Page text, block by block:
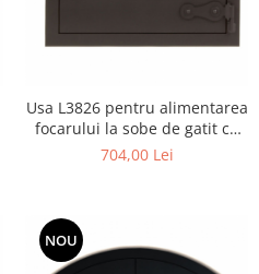
Usa L3826 pentru alimentarea
focarului la sobe de gatit cu
dimensiunea 38 X 26 cm
704,00 Lei
NOU